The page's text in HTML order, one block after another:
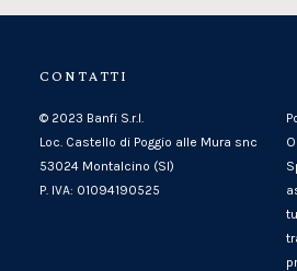
CONTATTI
© 2023 Banfi S.r.l.
Loc. Castello di Poggio alle Mura snc
53024 Montalcino (SI)
P. IVA: 01094190525